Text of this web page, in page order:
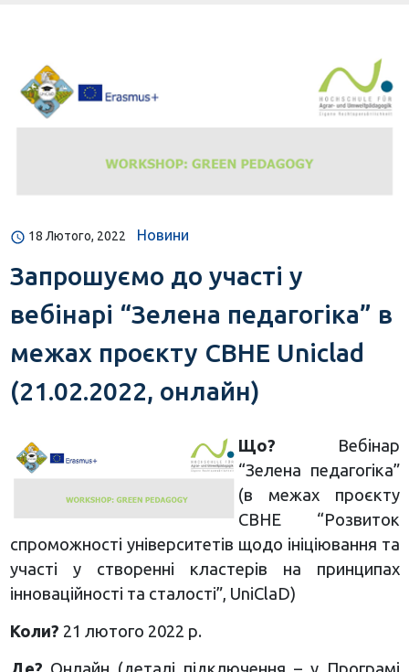
18 Лютого, 2022 Новини
Запрошуємо до участі у
вебінарі “Зелена педагогіка” в
межах проєкту CBHE Uniclad
(21.02.2022, онлайн)
Що? Вебінар
“Зелена педагогіка”
(в межах проєкту
CBHE “Розвиток
спроможності університетів щодо ініціювання та
участі у створенні кластерів на принципах
інноваційності та сталості”, UniClaD)
Коли? 21 лютого 2022 р.